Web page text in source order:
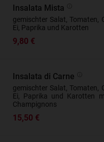
Insalata Mista
gemischter Salat, Tomaten,
Ei, Paprika und Karotten
9,80 €
Insalata di Carne
gemischter Salat, Tomaten,
Ei, Paprika und Karotten
Champignons
15,50 €